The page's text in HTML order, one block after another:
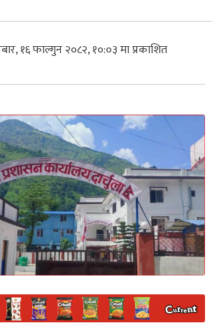
१६ फाल्गुन २०८२, १०:०३ मा प्रकाशित